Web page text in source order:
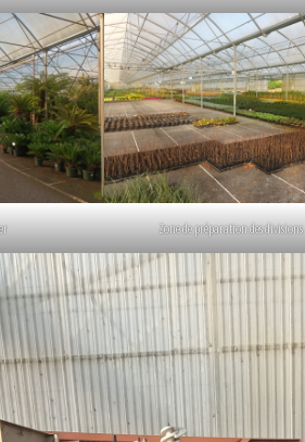
Zone de préparation des divisions